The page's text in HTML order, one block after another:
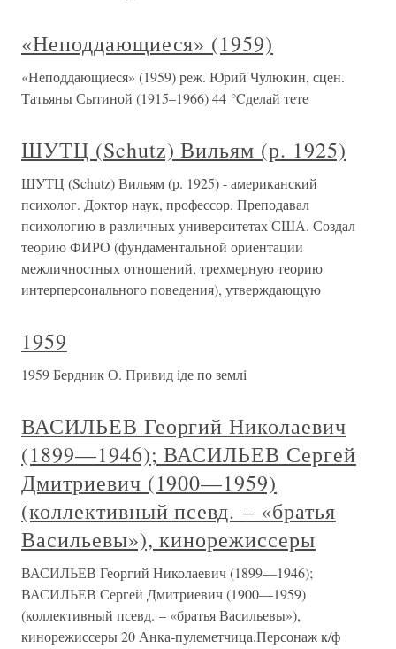
«Неподдающиеся» (1959)
«Неподдающиеся» (1959) реж. Юрий Чулюкин, сцен.
Татьяны Сытиной (1915–1966) 44 °Cделай тете
ШУТЦ (Schutz) Вильям (р. 1925)
ШУТЦ (Schutz) Вильям (р. 1925) - американский
психолог. Доктор наук, профессор. Преподавал
психологию в различных университетах США. Создал
теорию ФИРО (фундаментальной ориентации
межличностных отношений, трехмерную теорию
интерперсонального поведения), утверждающую
1959
1959 Бердник О. Привид іде по землі
ВАСИЛЬЕВ Георгий Николаевич
(1899—1946); ВАСИЛЬЕВ Сергей
Дмитриевич (1900—1959)
(коллективный псевд. – «братья
Васильевы»), кинорежиссеры
ВАСИЛЬЕВ Георгий Николаевич (1899—1946);
ВАСИЛЬЕВ Сергей Дмитриевич (1900—1959)
(коллективный псевд. – «братья Васильевы»),
кинорежиссеры 20 Анка-пулеметчица.Персонаж к/ф